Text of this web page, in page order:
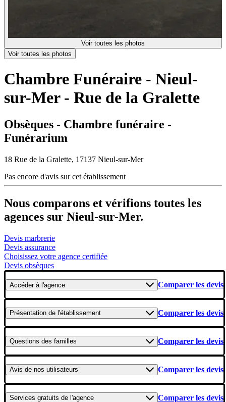
Voir toutes les photos
Voir toutes les photos
Chambre Funéraire - Nieul-
sur-Mer - Rue de la Gralette
Obsèques - Chambre funéraire -
Funérarium
18 Rue de la Gralette, 17137 Nieul-sur-Mer
Pas encore d'avis sur cet établissement
Nous comparons et vérifions toutes les
agences sur Nieul-sur-Mer.
Devis marbrerie
Devis assurance
Choisissez votre agence certifiée
Devis obsèques
Accéderà l'agence Comparer les devis
Présentation de l'établissement Comparer les devis
Questions des familles Comparer les devis
Avis de nos utilisateurs Comparer les devis
Services gratuits de l'agence Comparer les devis